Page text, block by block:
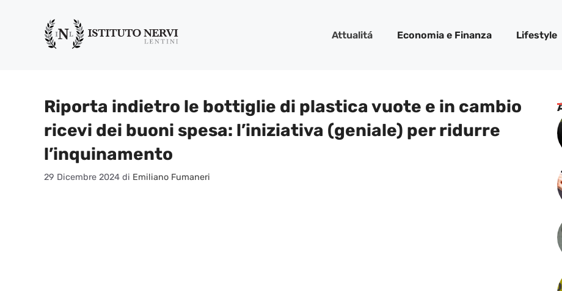
contenuto
Attualitá Economia e Finanza Lifestyle
Riporta indietro le bottiglie di plastica vuote e in cambio
ricevi dei buoni spesa: l’iniziativa (geniale) per ridurre
l’inquinamento
29 Dicembre 2024 di Emiliano Fumaneri